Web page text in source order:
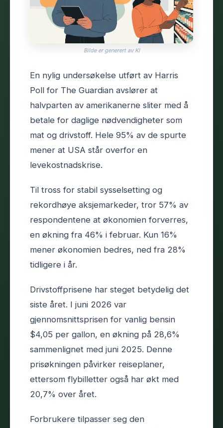
Bilde er generert av KI
En nylig undersøkelse utført av Harris
Poll for The Guardian avslører at
halvparten av amerikanerne sliter med å
betale for daglige nødvendigheter som
mat og drivstoff. Hele 95% av de spurte
mener at USA står overfor en
levekostnadskrise.
Til tross for stabil sysselsetting og
rekordhøye aksjemarkeder, tror 57% av
respondentene at økonomien forverres,
en økning fra 46% i februar. Kun 16%
mener økonomien bedres, ned fra 28%
tidligere i år.
Drivstoffprisene har steget betydelig det
siste året. I juni 2026 var
gjennomsnittsprisen for vanlig bensin
$4,05 per gallon, en økning på 28,6%
sammenlignet med juni 2025. Denne
prisøkningen påvirker reiseplaner,
ettersom flybilletter også har økt med
20,7% over året.
Forbrukere tilpasser seg den